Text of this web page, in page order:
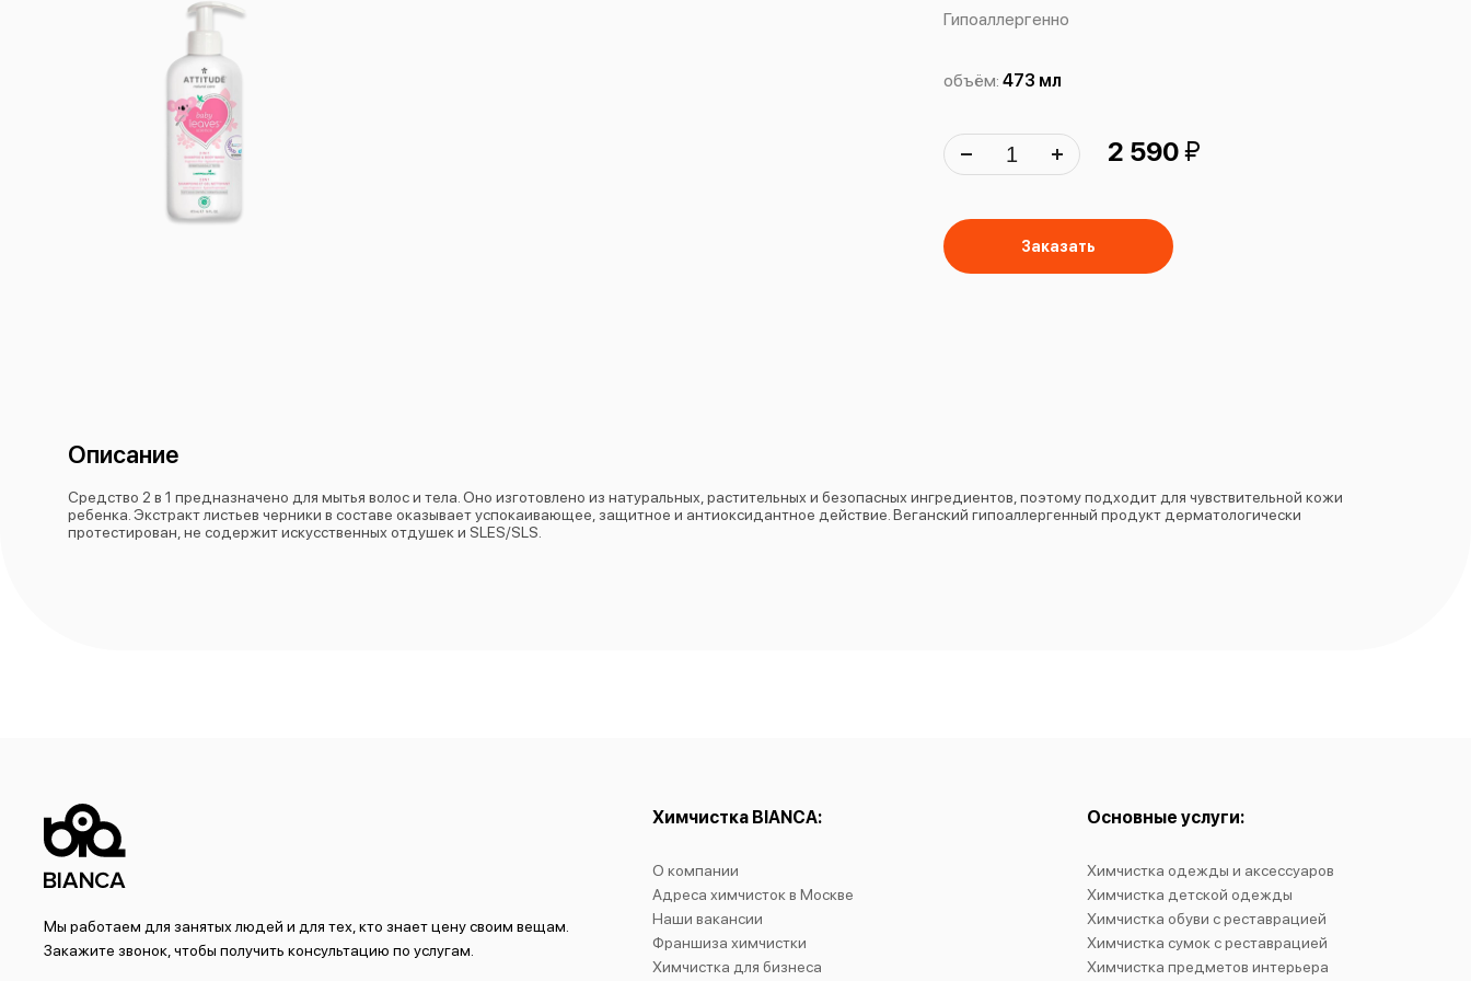
Гипоаллергенно
объём: 473 мл
2 590й
Заказать
Описание
Средство 2 в 1 предназначено для мытья волос и тела. Оно изготовлено из натуральных, растительных и безопасных ингредиентов, поэтому подходит для чувствительной кожи
ребенка. Экстракт листьев черники в составе оказывает успокаивающее, защитное и антиоксидантное действие. Веганский гипоаллергенный продукт дерматологически
протестирован, не содержит искусственных отдушек и SLES/SLS.
Мы работаем для занятых людей и для тех, кто знает цену своим вещам.
Закажите звонок, чтобы получить консультацию по услугам.
Химчистка BIANCA:
О компании
Адреса химчисток в Москве
Наши вакансии
Франшиза химчистки
Химчистка для бизнеса
Основные услуги:
Химчистка одежды и аксессуаров
Химчистка детской одежды
Химчистка обуви с реставрацией
Химчистка сумок с реставрацией
Химчистка предметов интерьера